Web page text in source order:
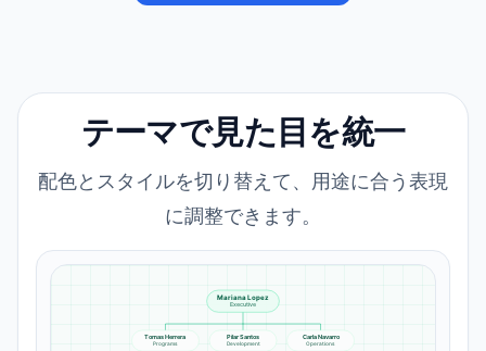
テーマで見た目を統一
配色とスタイルを切り替えて、用途に合う表現
に調整できます。
Mariana Lopez
Executive
Tomas Herrera
Programs
Pilar Santos
Development
Carla Navarro
Operations